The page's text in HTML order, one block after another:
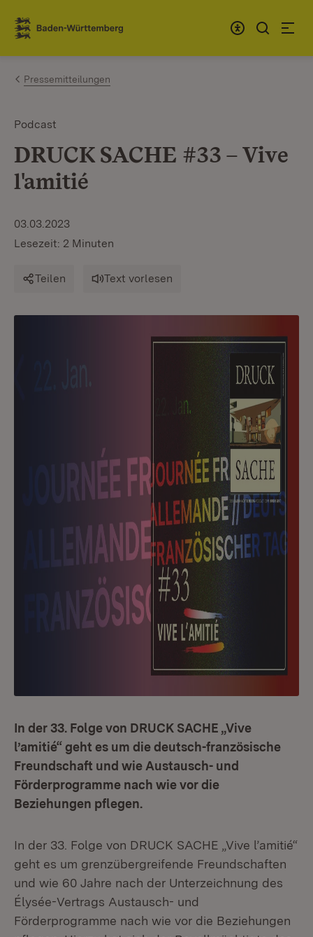
Zum Inhalt springen
Link zur Startseite
Pressemitteilungen
Podcast
DRUCK SACHE #33 – Vive
l'amitié
03.03.2023
Lesezeit: 2 Minuten
Teilen Text vorlesen
In der 33. Folge von DRUCK SACHE „Vive
l’amitié“ geht es um die deutsch-französische
Freundschaft und wie Austausch- und
Förderprogramme nach wie vor die
Beziehungen pflegen.
In der 33. Folge von DRUCK SACHE „Vive l’amitié“
geht es um grenzübergreifende Freundschaften
und wie 60 Jahre nach der Unterzeichnung des
Élysée-Vertrags Austausch- und
Förderprogramme nach wie vor die Beziehungen